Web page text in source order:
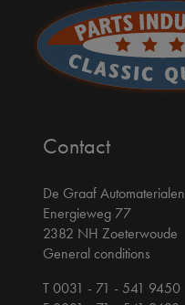
Contact
De Graaf Automaterialen
Energieweg 77
2382 NH Zoeterwoude
General conditions
T 0031 - 71 - 541 9450